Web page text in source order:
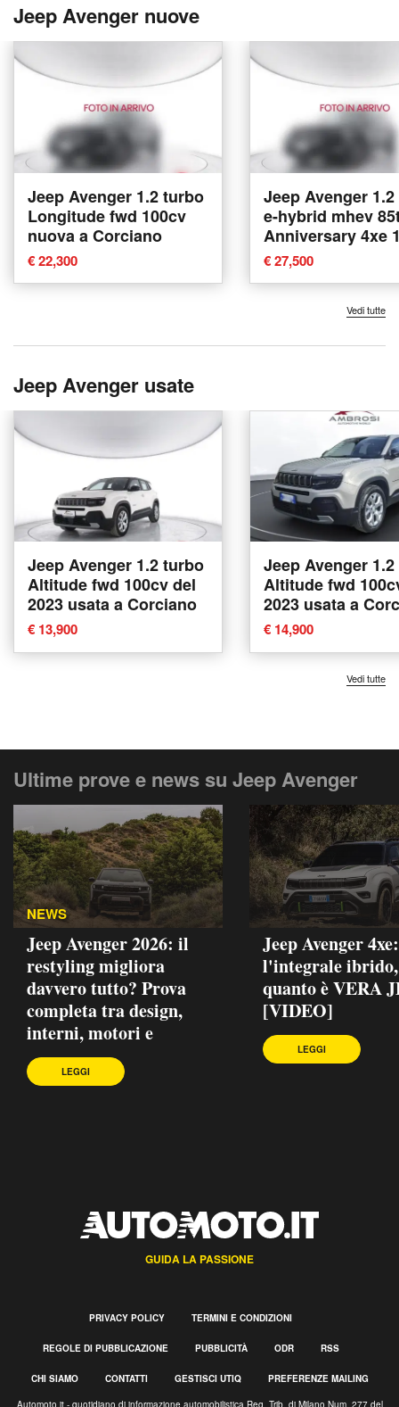
Jeep Avenger nuove
Jeep Avenger 1.2 turbo
Longitude fwd 100cv
nuova a Corciano
€ 22,300
Jeep Avenger
e-hybrid mhev
Anniversary 4xe
edct6 nuova a
€ 27,500
Vedi tutte
Jeep Avenger usate
Jeep Avenger 1.2 turbo
Altitude fwd 100cv del
2023 usata a Corciano
€ 13,900
Jeep Avenger
Altitude fwd
2023 usata a
€ 14,900
Vedi tutte
Ultime prove e news su Jeep Avenger
NEWS
Jeep Avenger 2026: il
restyling migliora
davvero tutto? Prova
completa tra design,
interni, motori e
LEGGI
Jeep Avenger 4xe:
l'integrale
quanto è VERA
[VIDEO]
LEGGI
GUIDA LA PASSIONE
PRIVACY POLICY TERMINI E CONDIZIONI
REGOLE DI PUBBLICAZIONE PUBBLICITÀ ODR RSS
CHI SIAMO CONTATTI GESTISCI UTIQ PREFERENZE MAILING
Automoto.it - quotidiano di informazione automobilistica Reg. Trib. di Milano Num. 277 del